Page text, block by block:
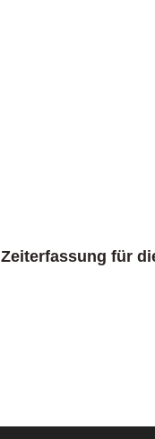
Zeiterfassung für